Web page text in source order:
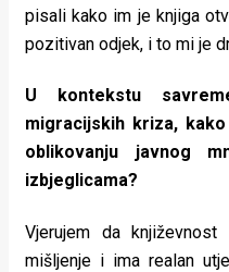
pisali kako im je knjiga
pozitivan odjek, i to mi je
U kontekstu
migracijskih kriza,
oblikovanju javnog
izbjeglicama?
Vjerujem da
mišljenje i ima realan